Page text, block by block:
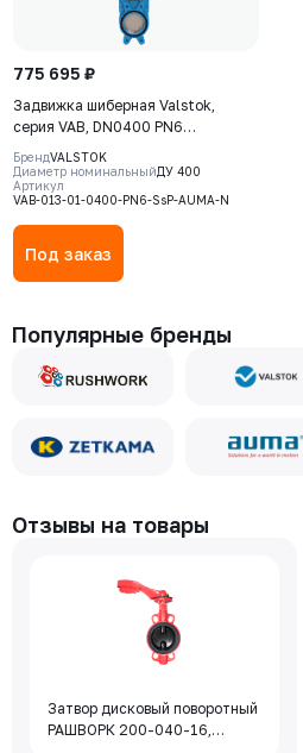
775 695 ₽
Задвижка шиберная Valstok,
серия VAB, DN0400 PN6
невыдвижной шток, корпус GJS-
400-15 (GGG40), нож AISI 304,
NBR, Электропривод AUMA SA
БрендVALSTOK
Диаметр номинальныйДУ 400
Артикул
VAB-013-01-0400-PN6-SsP-AUMA-N
Под заказ
Популярные бренды
Отзывы на товары
Затвор дисковый поворотный
РАШВОРК 200-040-16,